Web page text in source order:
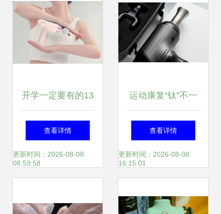
开学一定要有的13
款省心高颜值好物
查看详情
更新时间：2026-08-08
08:59:58
运动康复“钛”不一
样 倍益康Ti Pro筋
膜枪深度图赏
查看详情
更新时间：2026-08-08
16:15:01